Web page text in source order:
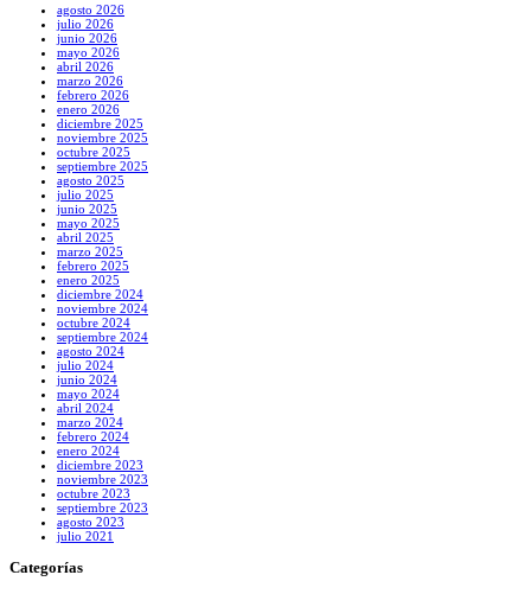
agosto 2026
julio 2026
junio 2026
mayo 2026
abril 2026
marzo 2026
febrero 2026
enero 2026
diciembre 2025
noviembre 2025
octubre 2025
septiembre 2025
agosto 2025
julio 2025
junio 2025
mayo 2025
abril 2025
marzo 2025
febrero 2025
enero 2025
diciembre 2024
noviembre 2024
octubre 2024
septiembre 2024
agosto 2024
julio 2024
junio 2024
mayo 2024
abril 2024
marzo 2024
febrero 2024
enero 2024
diciembre 2023
noviembre 2023
octubre 2023
septiembre 2023
agosto 2023
julio 2021
Categorías